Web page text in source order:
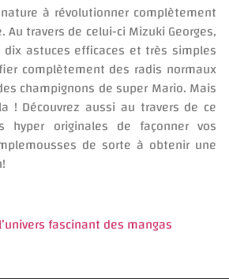
à révolutionner complètement
travers de celui-ci Mizuki Georges,
astuces efficaces et très simples
complètement des radis normaux
champignons de super Mario. Mais
! Découvrez aussi au travers de ce
hyper originales de façonner vos
de sorte à obtenir une
fascinant des mangas